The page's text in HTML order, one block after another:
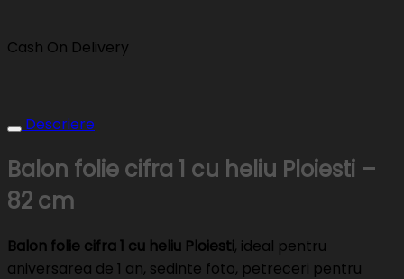
Cash On Delivery
Descriere
Balon folie cifra 1 cu heliu Ploiesti –
82 cm
Balon folie cifra 1 cu heliu Ploiesti, ideal pentru
aniversarea de 1 an, sedinte foto, petreceri pentru